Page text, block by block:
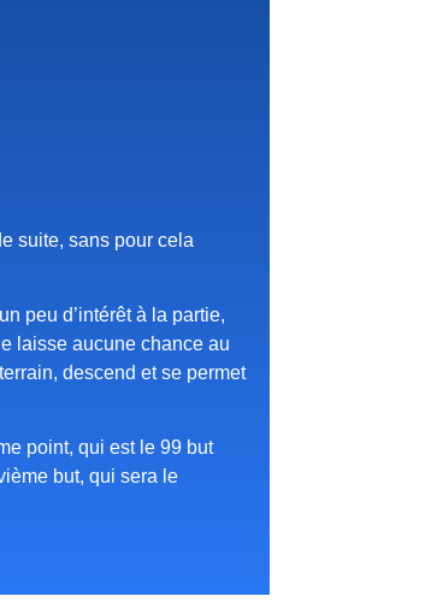
suite, sans pour cela
peu d’intérêt à la partie,
laisse aucune chance au
descend et se permet
point, qui est le 99 but
but, qui sera le